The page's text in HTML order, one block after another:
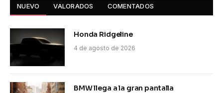
NUEVO VALORADOS COMENTADOS
Honda Ridgeline
4 de agosto de 2026
BMW llega a la gran pantalla